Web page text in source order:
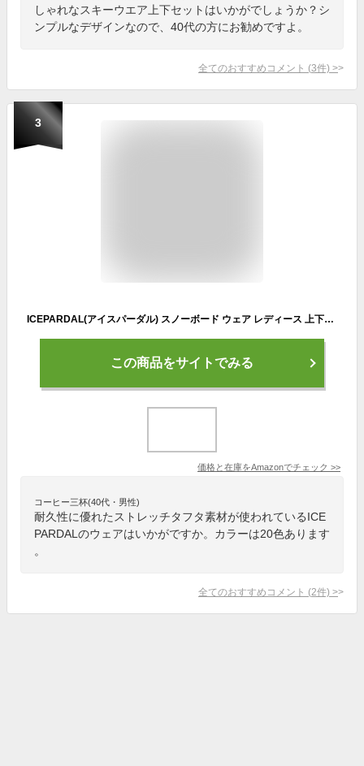
しゃれなスキーウエア上下セットはいかがでしょうか？シ
ンプルなデザインなので、40代の方にお勧めですよ。
全てのおすすめコメント (3件) >
3
ICEPARDAL(アイスパーダル) スノーボード ウェア レディース 上下セット プルオーバー 22-23 全20色 3サイズ ISET54-05 WMサイズ スノーウェア スノボウェア スキーウェア ジャケット パンツ
この商品をサイトでみる
価格と在庫をAmazonでチェック >>
コーヒー三杯(40代・男性)
耐久性に優れたストレッチタフタ素材が使われているICE
PARDALのウェアはいかがですか。カラーは20色あります
。
全てのおすすめコメント (2件) >